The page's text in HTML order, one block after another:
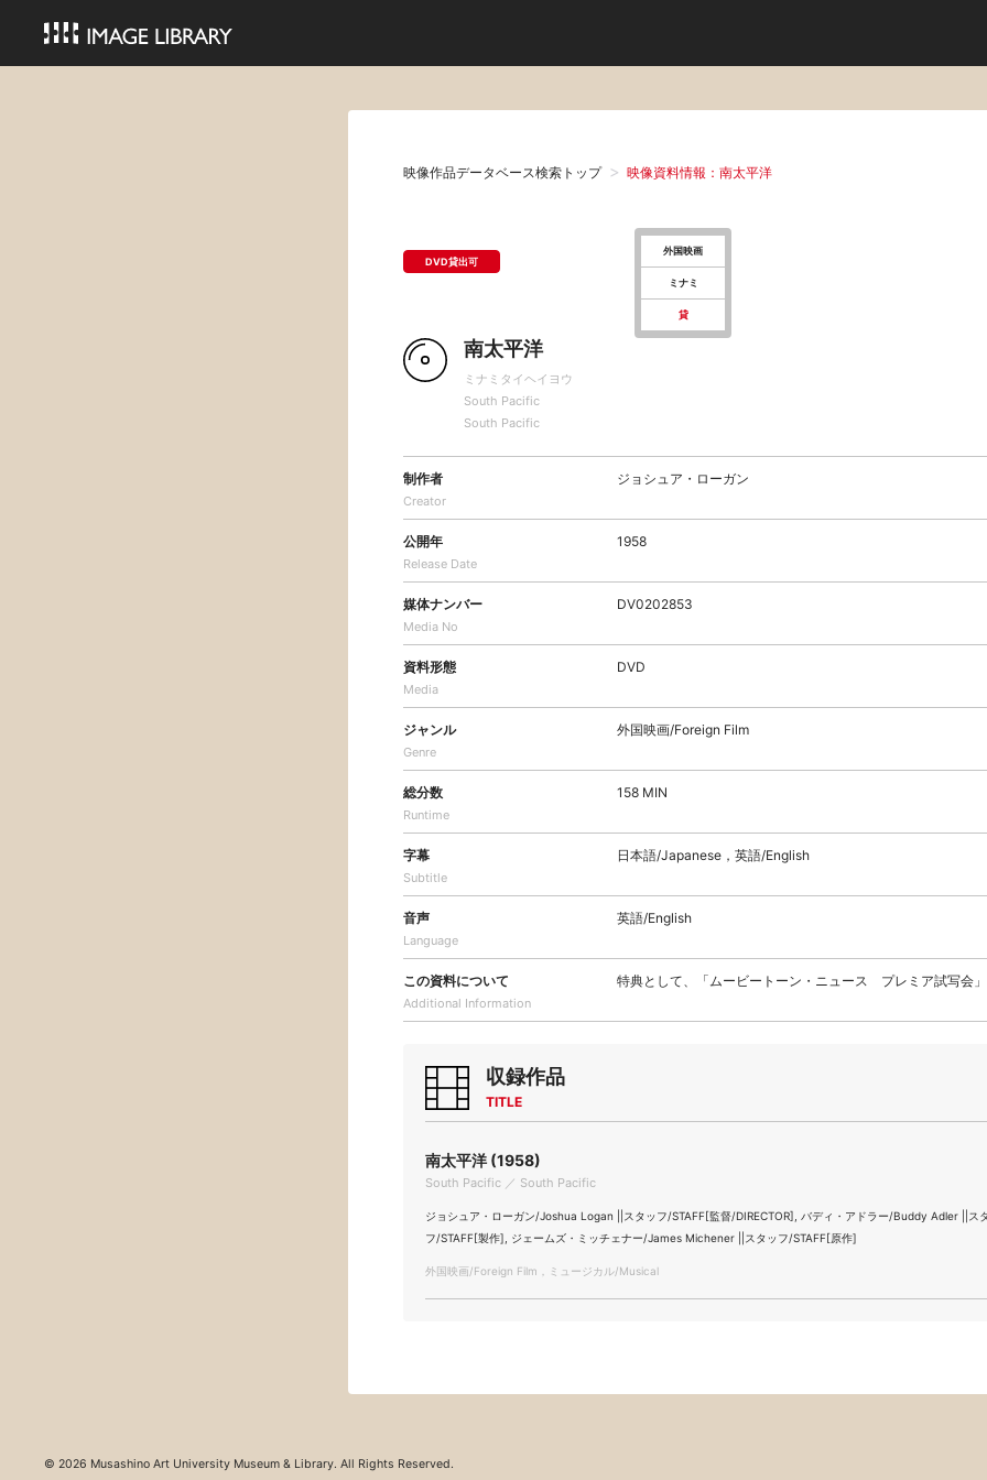
映像作品データベース検索トップ 映像資料情報：南太平洋
DVD貸出可
外国映画
ミナミ
貸
南太平洋
ミナミタイヘイヨウ
South Pacific
South Pacific
制作者
Creator
ジョシュア・ローガン
公開年
Release Date
1958
媒体ナンバー
Media No
DV0202853
資料形態
Media
DVD
ジャンル
Genre
外国映画/Foreign Film
総分数
Runtime
158 MIN
字幕
Subtitle
日本語/Japanese，英語/English
音声
Language
英語/English
この資料について
Additional Information
特典として、「ムービートーン・ニュース プレミア試写会
収録作品
TITLE
南太平洋 (1958)
South Pacific ／ South Pacific
ジョシュア・ローガン/Joshua Logan ||スタッフ/STAFF[監督/DIRECTOR], バディ・アドラー/Buddy Adler ||ス
フ/STAFF[製作], ジェームズ・ミッチェナー/James Michener ||スタッフ/STAFF[原作]
外国映画/Foreign Film，ミュージカル/Musical
© 2026 Musashino Art University Museum & Library. All Rights Reserved.